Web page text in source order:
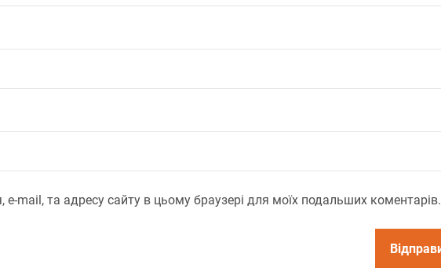
e-mail, та адресу сайту в цьому браузері для моїх подальших коментарів.